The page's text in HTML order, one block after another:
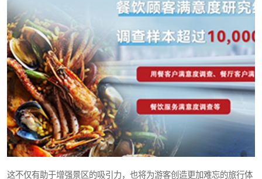
这不仅有助于增强景区的吸引力，也将为游客创造更加难忘的旅行体